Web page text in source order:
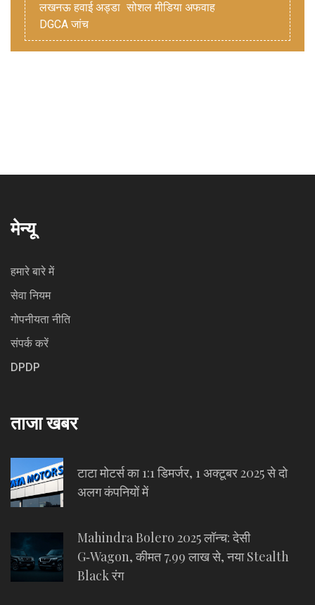
लखनऊ हवाई अड्डा सोशल मीडिया अफवाह
DGCA जांच
मेन्यू
हमारे बारे में
सेवा नियम
गोपनीयता नीति
संपर्क करें
DPDP
ताजा खबर
टाटा मोटर्स का 1:1 डिमर्जर, 1 अक्टूबर 2025 से दो
अलग कंपनियों में
Mahindra Bolero 2025 लॉन्च: देसी
G‑Wagon, कीमत 7.99 लाख से, नया Stealth
Black रंग